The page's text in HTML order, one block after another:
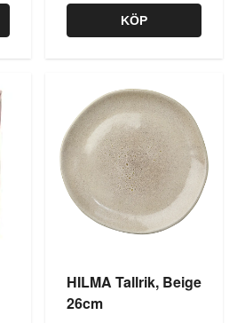
KÖP
HILMA Tallrik, Beige
26cm